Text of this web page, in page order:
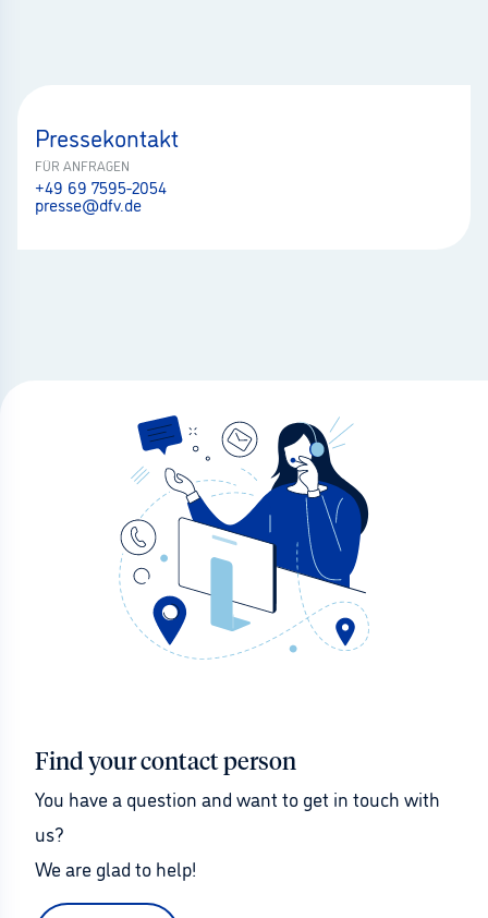
Pressekontakt
FÜR ANFRAGEN
+49 69 7595-2054
presse@dfv.de
Find your contact person
You have a question and want to get in touch with
us?
We are glad to help!